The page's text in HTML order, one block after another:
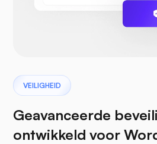
VEILIGHEID
Geavanceerde
ontwikkeld voor